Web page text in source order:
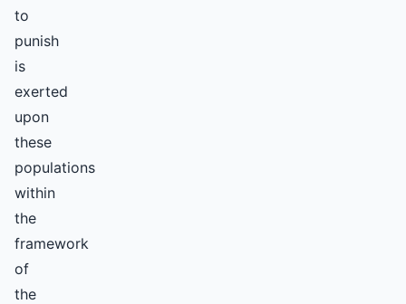
to
punish
is
exerted
upon
these
populations
within
the
framework
of
the